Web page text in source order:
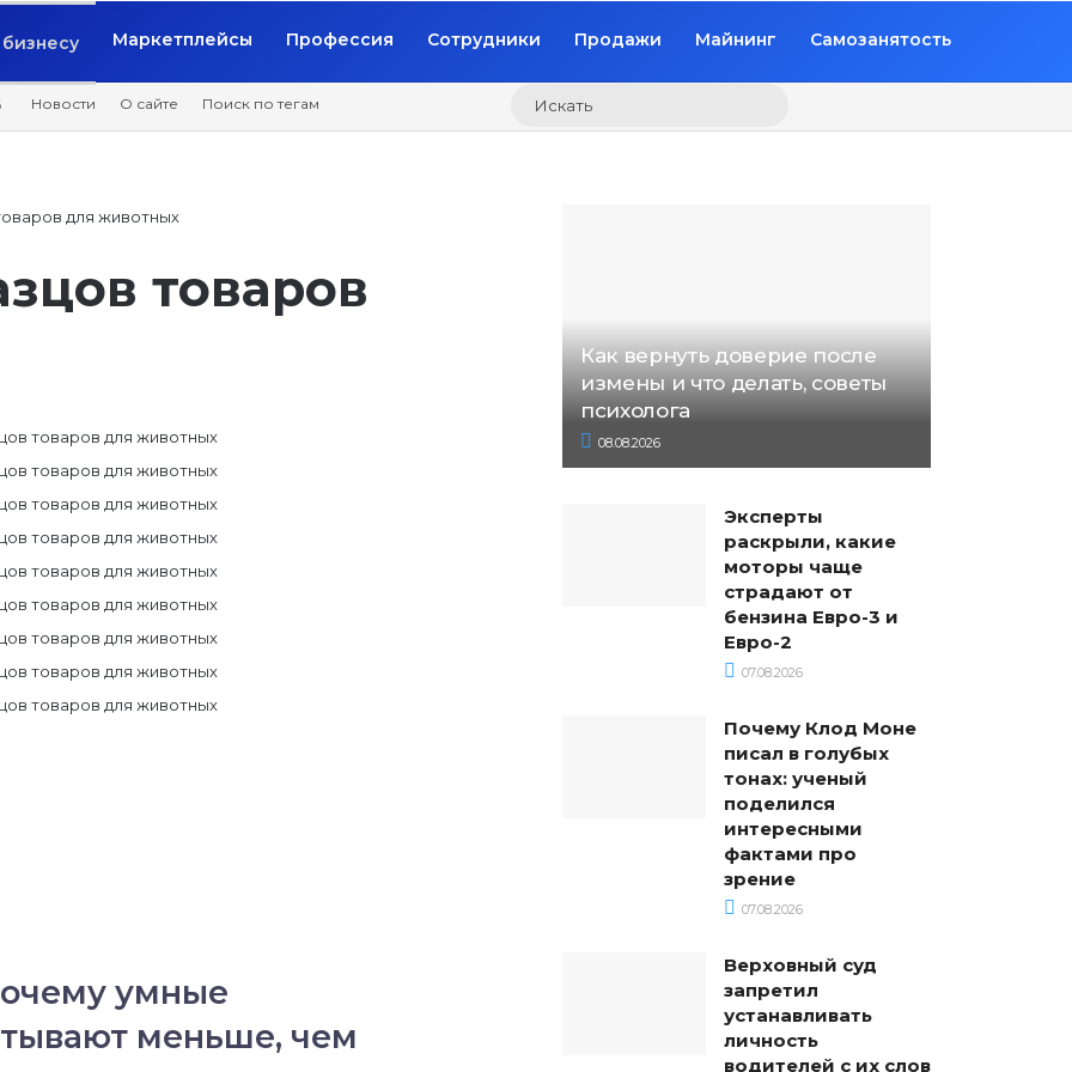
Маркетплейсы Профессия Сотрудники Продажи Майнинг Самозанятость
Новости О сайте Поиск по тегам
для животных
товаров
умные
меньше, чем
Как вернуть доверие после
измены и что делать, советы
психолога
08.08.2026
Эксперты
раскрыли, какие
моторы чаще
страдают от
бензина Евро-3 и
Евро-2
07.08.2026
Почему Клод Моне
писал в голубых
тонах: ученый
поделился
интересными
фактами про
зрение
07.08.2026
Верховный суд
запретил
устанавливать
личность
водителей с их слов